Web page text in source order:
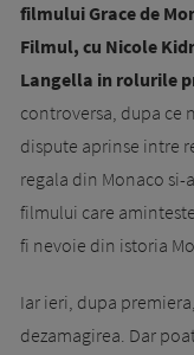
filmului Grace de
Filmul, cu Nicole
Langella in rolurile
controversa, dupa ce
dispute aprinse intre
regala din Monaco
filmului care
fi nevoie din istoria
Iar ieri, dupa
dezamagirea. Dar